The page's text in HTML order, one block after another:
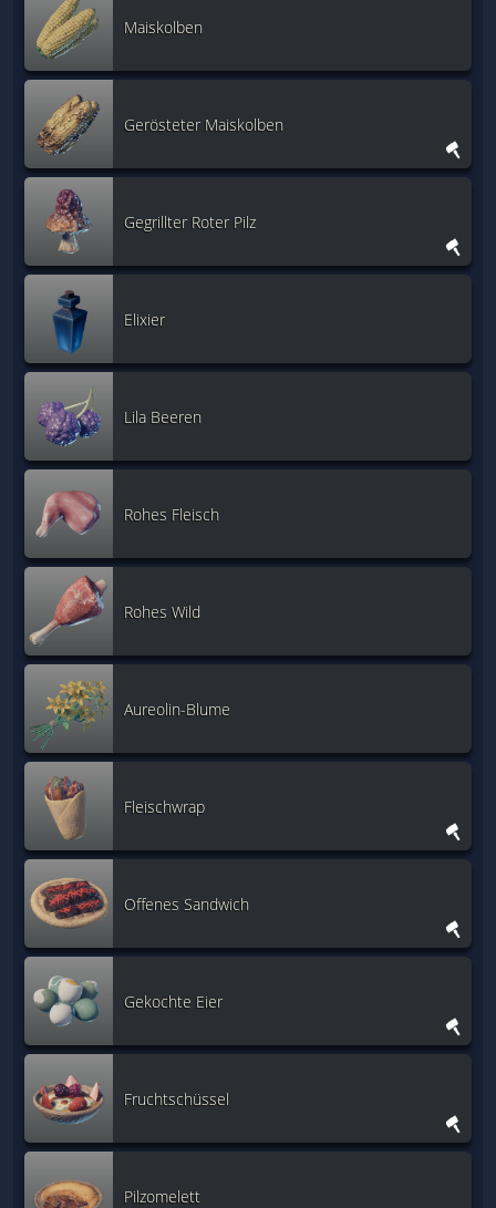
Maiskolben
Gerösteter Maiskolben
Gegrillter Roter Pilz
Elixier
Lila Beeren
Rohes Fleisch
Rohes Wild
Aureolin-Blume
Fleischwrap
Offenes Sandwich
Gekochte Eier
Fruchtschüssel
Pilzomelett